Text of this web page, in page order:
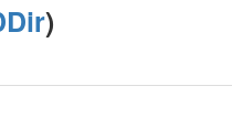
)